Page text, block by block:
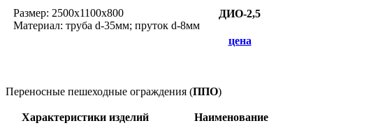
Размер: 2500х1100х800
Материал: труба d-35мм; пруток d-8мм
ДИО-2,5
цена
Переносные пешеходные ограждения (ППО)
Характеристики изделий Наименование